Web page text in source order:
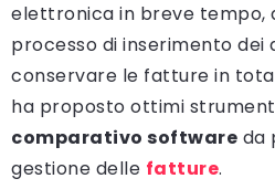
elettronica in breve tempo,
processo di inserimento
conservare le fatture in
ha proposto ottimi
comparativo software da
gestione delle fatture.